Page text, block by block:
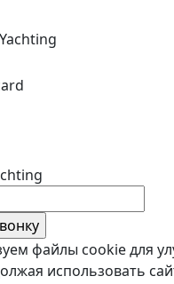
файлы cookie для
использовать